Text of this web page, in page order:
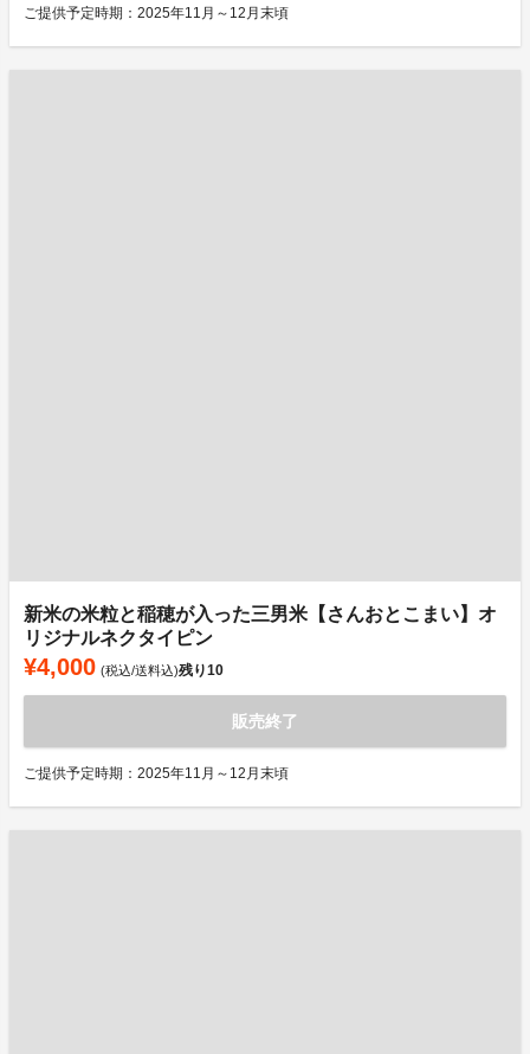
ご提供予定時期：2025年11月～12月末頃
新米の米粒と稲穂が入った三男米【さんおとこまい】オ
リジナルネクタイピン
¥4,000 (税込/送料込)残り10
販売終了
ご提供予定時期：2025年11月～12月末頃